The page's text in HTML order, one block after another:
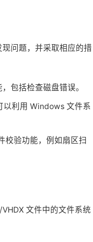
问题，并采取相应的措
包括检查磁盘错误。
以利用 Windows 文件系
校验功能，例如扇区扫
文件中的文件系统